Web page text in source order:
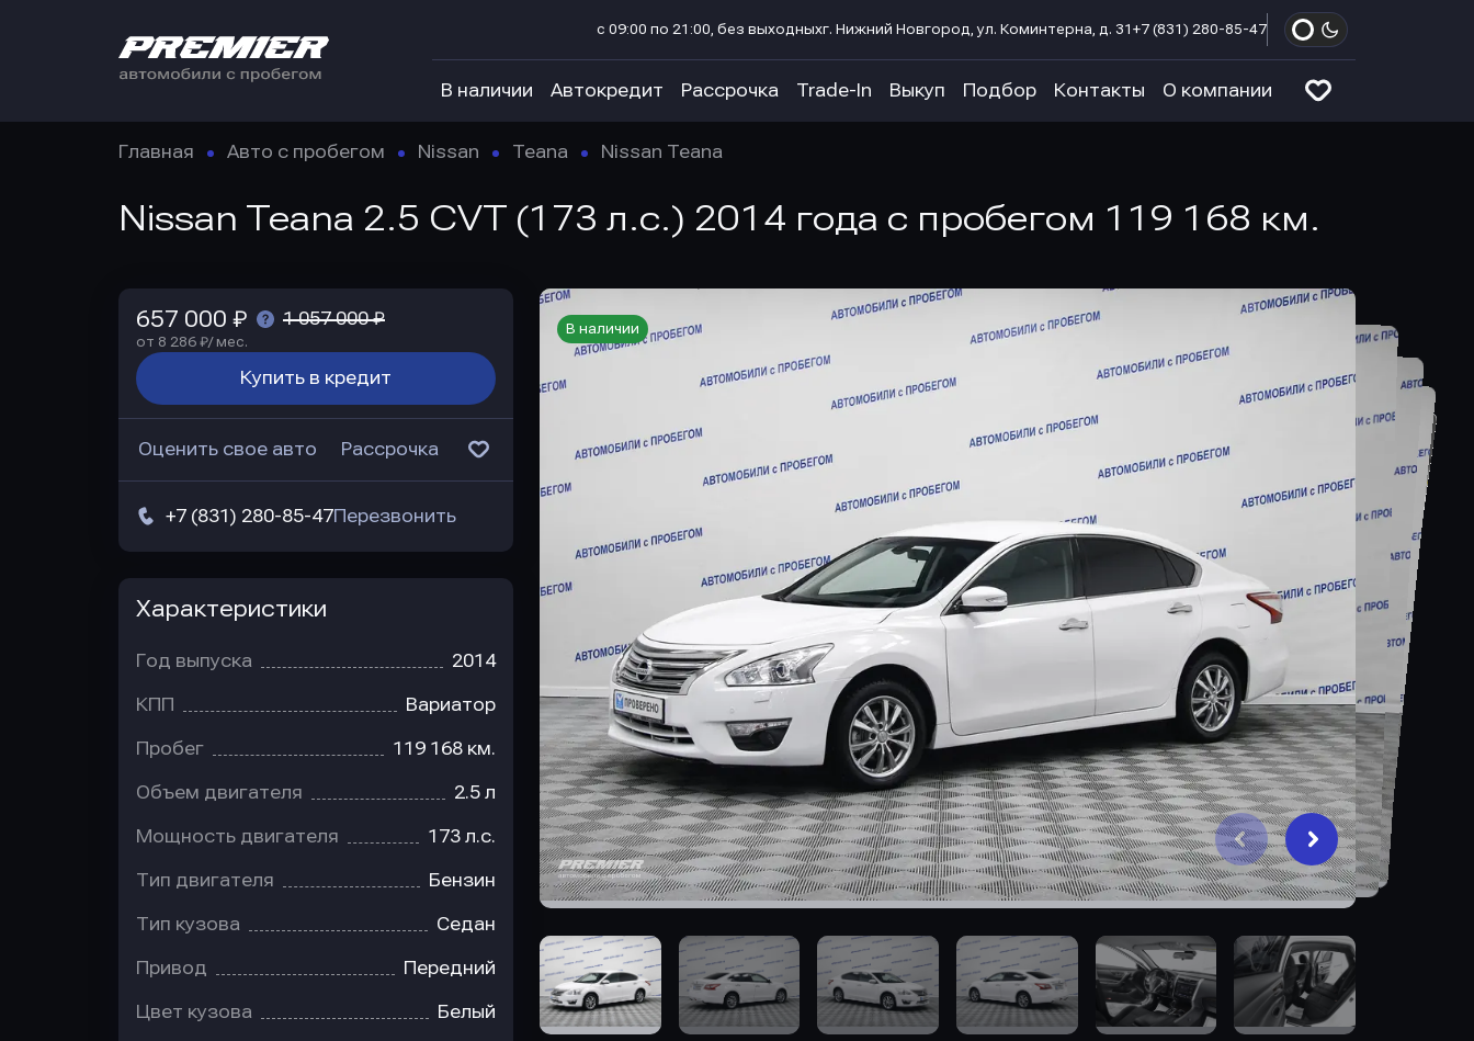
с 09:00 по 21:00, без выходныхг. Нижний Новгород, ул. Коминтерна, д. 31 +7 (831) 280-85-47
В наличии Автокредит Рассрочка Trade-In Выкуп Подбор Контакты О компании
Главная Авто с пробегом Nissan Teana Nissan Teana
Nissan Teana 2.5 CVT (173 л.с.) 2014 года с пробегом 119 168 км.
В наличии
657 000 ₽ 1 057 000 ₽
от 8 286 ₽/ мес.
Купить в кредит
Оценить свое авто Рассрочка
+7 (831) 280-85-47Перезвонить
Характеристики
Год выпуска 2014
КПП Вариатор
Пробег 119 168 км.
Объем двигателя 2.5 л
Мощность двигателя 173 л.с.
Тип двигателя Бензин
Тип кузова Седан
Привод Передний
Цвет кузова Белый